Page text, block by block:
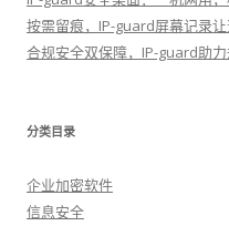
按需留痕，IP-guard屏幕记录
合规安全双保障，IP-guard助
分类目录
企业加密软件
信息安全